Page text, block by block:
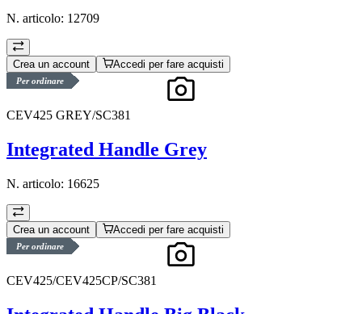
N. articolo: 12709
Crea un account Accedi per fare acquisti
Per ordinare
CEV425 GREY/SC381
Integrated Handle Grey
N. articolo: 16625
Crea un account Accedi per fare acquisti
Per ordinare
CEV425/CEV425CP/SC381